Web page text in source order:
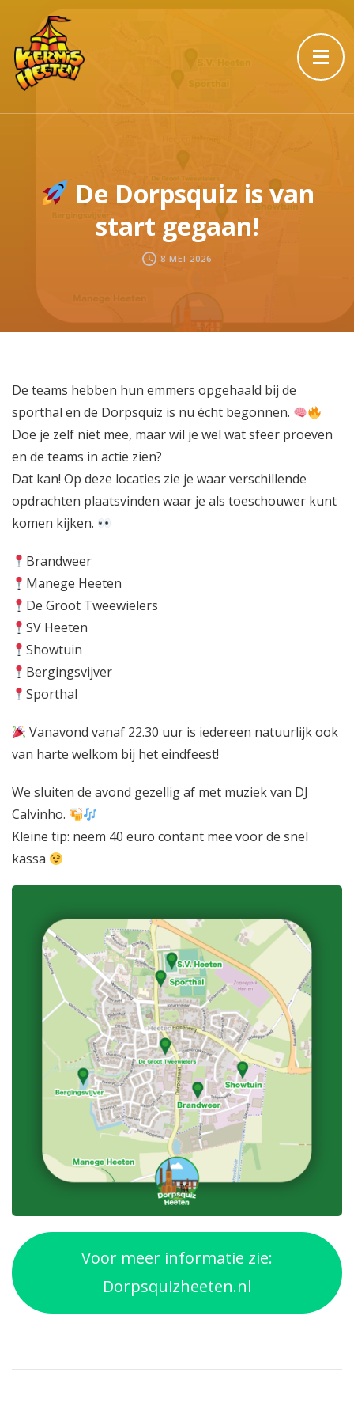
De Dorpsquiz is van
start gegaan!
8 MEI 2026
De teams hebben hun emmers opgehaald bij de
sporthal en de Dorpsquiz is nu écht begonnen.
Doe je zelf niet mee, maar wil je wel wat sfeer proeven
en de teams in actie zien?
Dat kan! Op deze locaties zie je waar verschillende
opdrachten plaatsvinden waar je als toeschouwer kunt
komen kijken.
Brandweer
Manege Heeten
De Groot Tweewielers
SV Heeten
Showtuin
Bergingsvijver
Sporthal
Vanavond vanaf 22.30 uur is iedereen natuurlijk ook
van harte welkom bij het eindfeest!
We sluiten de avond gezellig af met muziek van DJ
Calvinho.
Kleine tip: neem 40 euro contant mee voor de snel
kassa
Voor meer informatie zie:
Dorpsquizheeten.nl